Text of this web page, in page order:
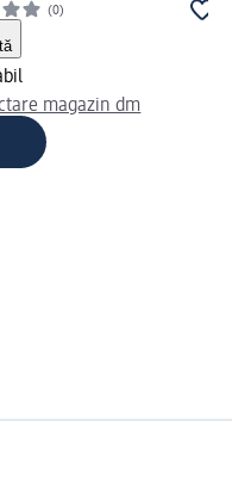
(0)
magazin dm